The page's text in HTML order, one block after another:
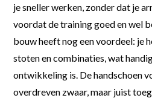
je sneller werken, zonder dat je
voordat de training goed en wel
bouw heeft nog een voordeel: je
stoten en combinaties, wat
ontwikkeling is. De handschoen
overdreven zwaar, maar juist